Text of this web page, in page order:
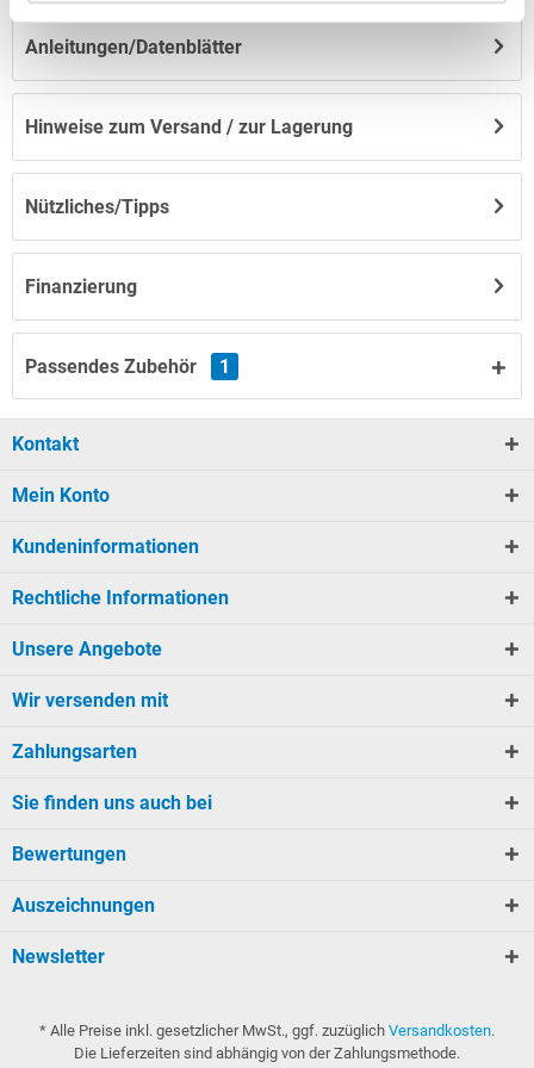
Finanzierung
Anleitungen/Datenblätter
Hinweise zum Versand / zur Lagerung
Nützliches/Tipps
Passendes Zubehör 1
Kontakt
Mein Konto
Kundeninformationen
Rechtliche Informationen
Unsere Angebote
Wir versenden mit
Zahlungsarten
Sie finden uns auch bei
Bewertungen
Auszeichnungen
Newsletter
* Alle Preise inkl. gesetzlicher MwSt., ggf. zuzüglich Versandkosten.
Die Lieferzeiten sind abhängig von der Zahlungsmethode.